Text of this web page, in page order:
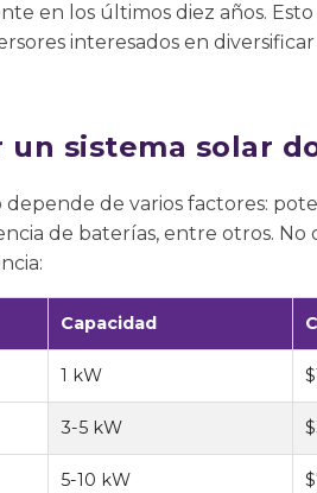
en los últimos diez años.
interesados en
un sistema solar
depende de varios factores:
de baterías, entre otros.
Capacidad
1 kW
3-5 kW
5-10 kW